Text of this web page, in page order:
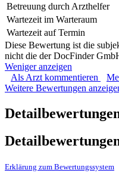
Betreuung durch Arzthelfer
Wartezeit im Warteraum
Wartezeit auf Termin
Diese Bewertung ist die
nicht die der DocFinder
Weniger anzeigen
Als Arzt kommentieren
Weitere Bewertungen
Erklärung zum Bewertungssystem